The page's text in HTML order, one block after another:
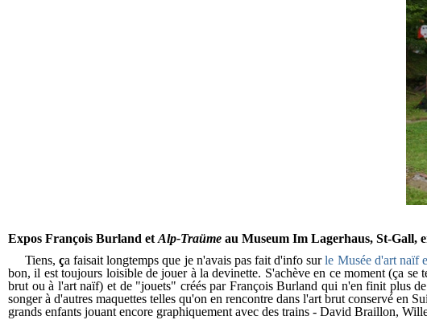
Expos François Burland et Alp-Traüme au Museum Im Lagerhaus, St-Gall,
Tiens, ça faisait longtemps que je n'avais pas fait d'info surle Musée d'art naïf
bon, il est toujours loisible de jouer à la devinette. S'achève en ce moment (ça
brut ou à l'art naïf) et de "jouets" créés par François Burland qui n'en finit plus
songer à d'autres maquettes telles qu'on en rencontre dans l'art brut conservé en
grands enfants jouant encore graphiquement avec des trains - David Braillon,